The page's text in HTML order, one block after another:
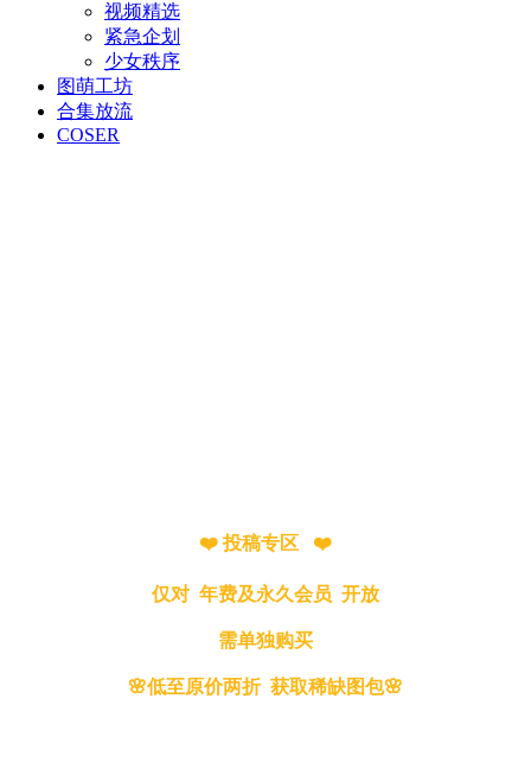
视频精选
紧急企划
少女秩序
图萌工坊
合集放流
COSER
❤️ 投稿专区 ❤️
仅对 年费及永久会员 开放
需单独购买
🌸低至原价两折 获取稀缺图包🌸